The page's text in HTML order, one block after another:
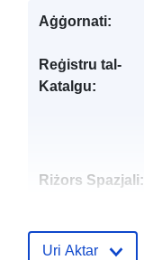
Aġġornati:
Reġistru tal-
Katalgu:
Riżors Spazjali:
Uri Aktar